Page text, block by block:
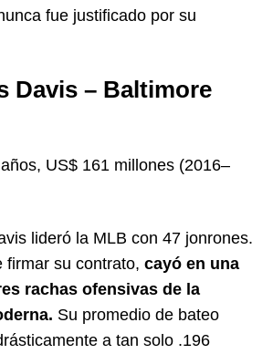
fue justificado por su
Davis – Baltimore
US$ 161 millones (2016–
lideró la MLB con 47 jonrones.
firmar su contrato, cayó en una
rachas ofensivas de la
Su promedio de bateo
a tan solo .196